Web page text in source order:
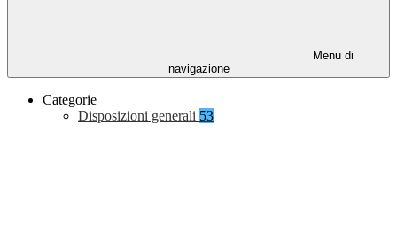
Menu di
navigazione
Categorie
Disposizioni generali 53